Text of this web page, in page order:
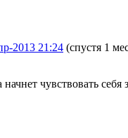
2013 21:24 (спустя 1
начнет чувствовать